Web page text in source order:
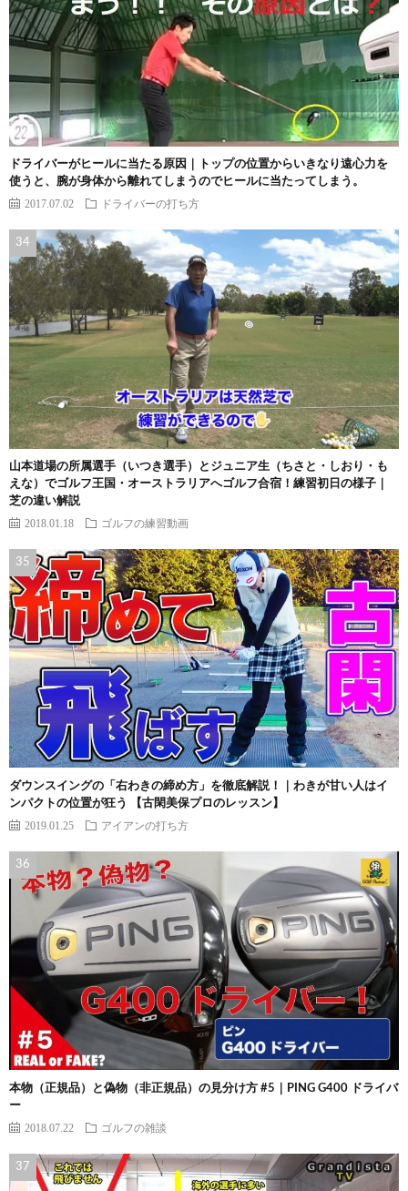
ドライバーがヒールに当たる原因｜トップの位置からいきなり遠心力を
使うと、腕が身体から離れてしまうのでヒールに当たってしまう。
2017.07.02 ドライバーの打ち方
山本道場の所属選手（いつき選手）とジュニア生（ちさと・しおり・も
えな）でゴルフ王国・オーストラリアへゴルフ合宿！練習初日の様子｜
芝の違い解説
2018.01.18 ゴルフの練習動画
ダウンスイングの「右わきの締め方」を徹底解説！｜わきが甘い人はイ
ンパクトの位置が狂う 【古閑美保プロのレッスン】
2019.01.25 アイアンの打ち方
本物（正規品）と偽物（非正規品）の見分け方 #5｜PING G400 ドライバ
ー
2018.07.22 ゴルフの雑談